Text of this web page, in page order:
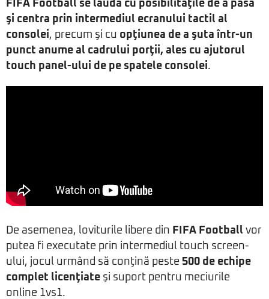
FIFA Football se laudă cu posibilităţile de a pasa
şi centra prin intermediul ecranului tactil al
consolei, precum şi cu opţiunea de a şuta într-un
punct anume al cadrului porţii, ales cu ajutorul
touch panel-ului de pe spatele consolei.
De asemenea, loviturile libere din FIFA Football vor
putea fi executate prin intermediul touch screen-
ului, jocul urmând să conţină peste 500 de echipe
complet licenţiate şi suport pentru meciurile
online 1vs1.